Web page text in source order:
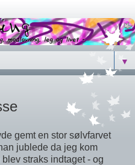
▼
gemt en stor sølvfarvet
jublede da jeg kom
straks indtaget - og